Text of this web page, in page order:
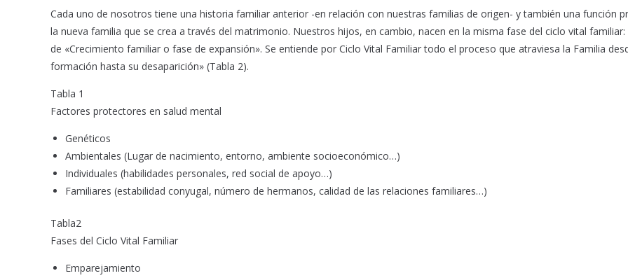
Cada uno de nosotros tiene una historia familiar anterior -en relación con nuestras familias de origen- y también una función
la nueva familia que se crea a través del matrimonio. Nuestros hijos, en cambio, nacen en la misma fase del ciclo vital familiar:
de «Crecimiento familiar o fase de expansión». Se entiende por Ciclo Vital Familiar todo el proceso que atraviesa la Familia
formación hasta su desaparición» (Tabla 2).
Tabla 1
Factores protectores en salud mental
Genéticos
Ambientales (Lugar de nacimiento, entorno, ambiente socioeconómico…)
Individuales (habilidades personales, red social de apoyo…)
Familiares (estabilidad conyugal, número de hermanos, calidad de las relaciones familiares…)
Tabla2
Fases del Ciclo Vital Familiar
Emparejamiento